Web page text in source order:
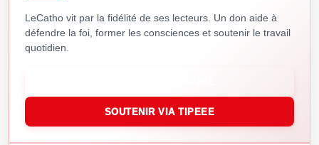
LeCatho vit par la fidélité de ses lecteurs. Un don aide à
défendre la foi, former les consciences et soutenir le travail
quotidien.
SOUTENIR VIA TIPEEE